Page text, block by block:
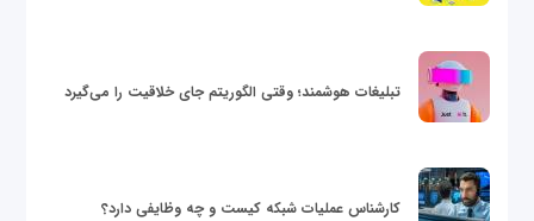
تبلیغات هوشمند؛ وقتی الگوریتم جای خلاقیت را می‌گیرد
کارشناس عملیات شبکه کیست و چه وظایفی دارد؟